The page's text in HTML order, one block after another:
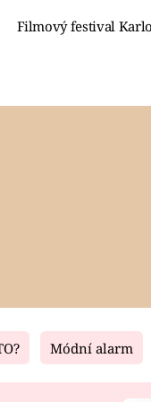
Filmový festival
Living
Módní alarm